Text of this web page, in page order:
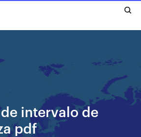
intervalo de
pdf